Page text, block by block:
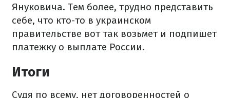
Януковича. Тем более, трудно представить
себе, что кто-то в украинском
правительстве вот так возьмет и подпишет
платежку о выплате России.
Итоги
Судя по всему, нет договоренностей о